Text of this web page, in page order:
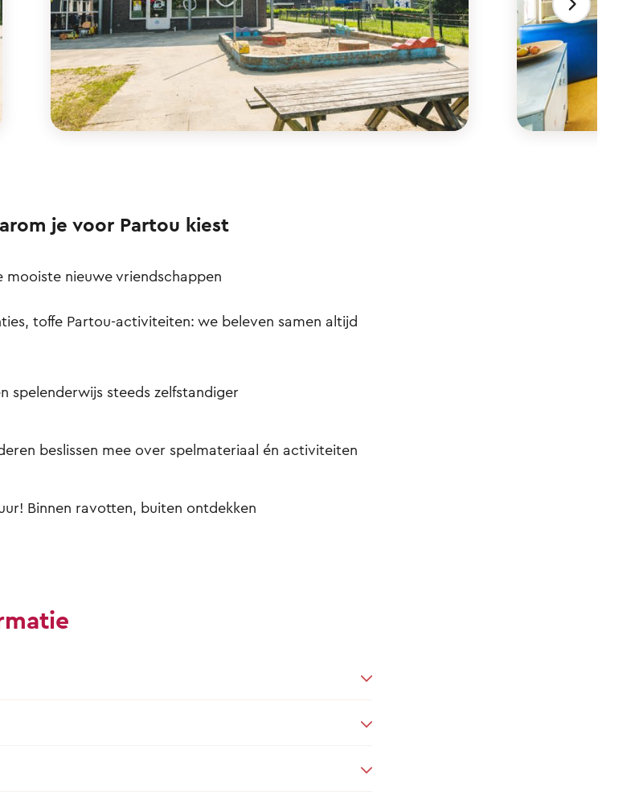
je voor Partou kiest
mooiste nieuwe vriendschappen
toffe Partou-activiteiten: we beleven samen altijd
spelenderwijs steeds zelfstandiger
beslissen mee over spelmateriaal én activiteiten
Binnen ravotten, buiten ontdekken